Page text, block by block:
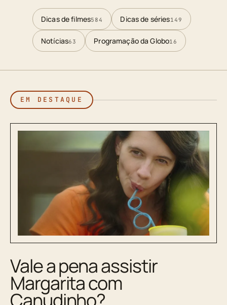
Dicas de filmes584 Dicas de séries149
Notícias63 Programação da Globo16
EM DESTAQUE
Vale a pena assistir
Margarita com
Canudinho?